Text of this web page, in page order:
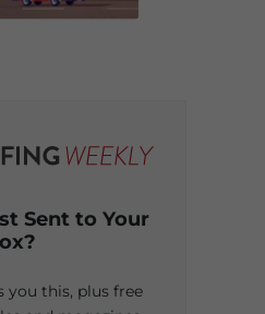
Sent to Your
you this, plus free